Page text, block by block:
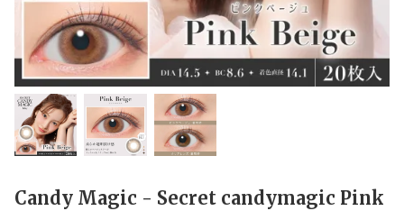
Candy Magic - Secret candymagic Pink